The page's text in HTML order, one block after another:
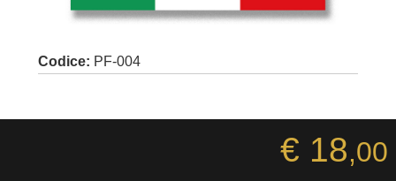
Codice: PF-004
€ 18,00